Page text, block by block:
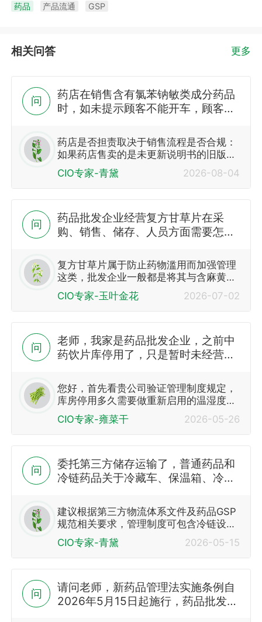
药品 产品流通 GSP
相关问答 更多
问
药店在销售含有氯苯钠敏类成分药品
时，如未提示顾客不能开车，顾客开
律责任，药品相关法律有规定吗？销
售此类药品时应该怎样规避风险
药店是否担责取决于销售流程是否合规：
如果药店售卖的是未更新说明书的旧版药
品，或是拆零销售时未提供说明书/未做
任何风险提示，或是执业…
CIO专家-青黛 2026-08-04
问
药品批发企业经营复方甘草片在采
购、销售、储存、人员方面需要怎么
给医疗机构？
复方甘草片属于防止药物滥用而加强管理
这类，批发企业一般都是将其与含麻黄碱
类复方制剂同等管理，如购销中禁止现金
交易，有些地方发文要求专人采购，专人
CIO专家-玉叶金花 2026-07-02
问
老师，我家是药品批发企业，之前中
药饮片库停用了，只是暂时未经营相
方面的业务了，想要重新启用中药饮
片库，需要做哪些工作
您好，首先看贵公司验证管理制度规定，
库房停用多久需要做重新启用的温湿度验
证，一般半年以上建议重新做验证…
CIO专家-雍菜干 2026-05-26
问
委托第三方储存运输了，普通药品和
冷链药品关于冷藏车、保温箱、冷库
吗？
建议根据第三方物流体系文件及药品GSP
规范相关要求，管理制度可包含冷链设施
设备日常运维、货物储存、温湿度监控、
验证校准、异常应急处理、委托储运管控
CIO专家-青黛 2026-05-15
问
请问老师，新药品管理法实施条例自
2026年5月15日起施行，药品批发企